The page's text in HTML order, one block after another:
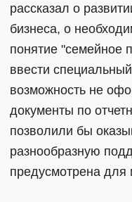
рассказал о
бизнеса, о
понятие "семейное
ввести
возможность не
документы по
позволили бы
разнообразную
предусмотрена для